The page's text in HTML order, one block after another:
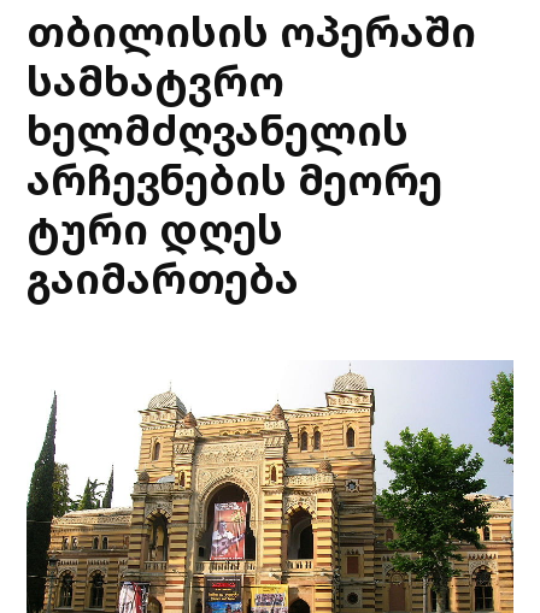
თბილისის ოპერაში
სამხატვრო
ხელმძღვანელის
არჩევნების მეორე
ტური დღეს
გაიმართება